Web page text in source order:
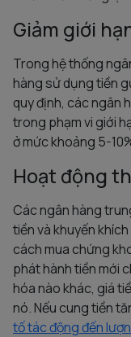
Giảm giới
Trong hệ thống
hàng sử dụng tiền
quy định, các ngân
trong phạm vi giới
ở mức khoảng 5-
Hoạt động
Các ngân hàng
tiền và khuyến
cách mua chứng
phát hành tiền mới
hóa nào khác, giá
nó. Nếu cung tiền
tố tác động đến